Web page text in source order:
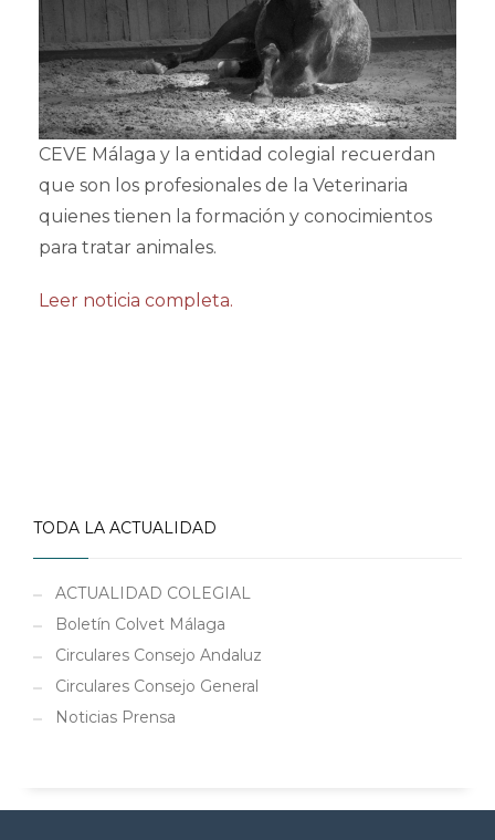
CEVE Málaga y la entidad colegial recuerdan
que son los profesionales de la Veterinaria
quienes tienen la formación y conocimientos
para tratar animales.
Leer noticia completa.
TODA LA ACTUALIDAD
ACTUALIDAD COLEGIAL
Boletín Colvet Málaga
Circulares Consejo Andaluz
Circulares Consejo General
Noticias Prensa